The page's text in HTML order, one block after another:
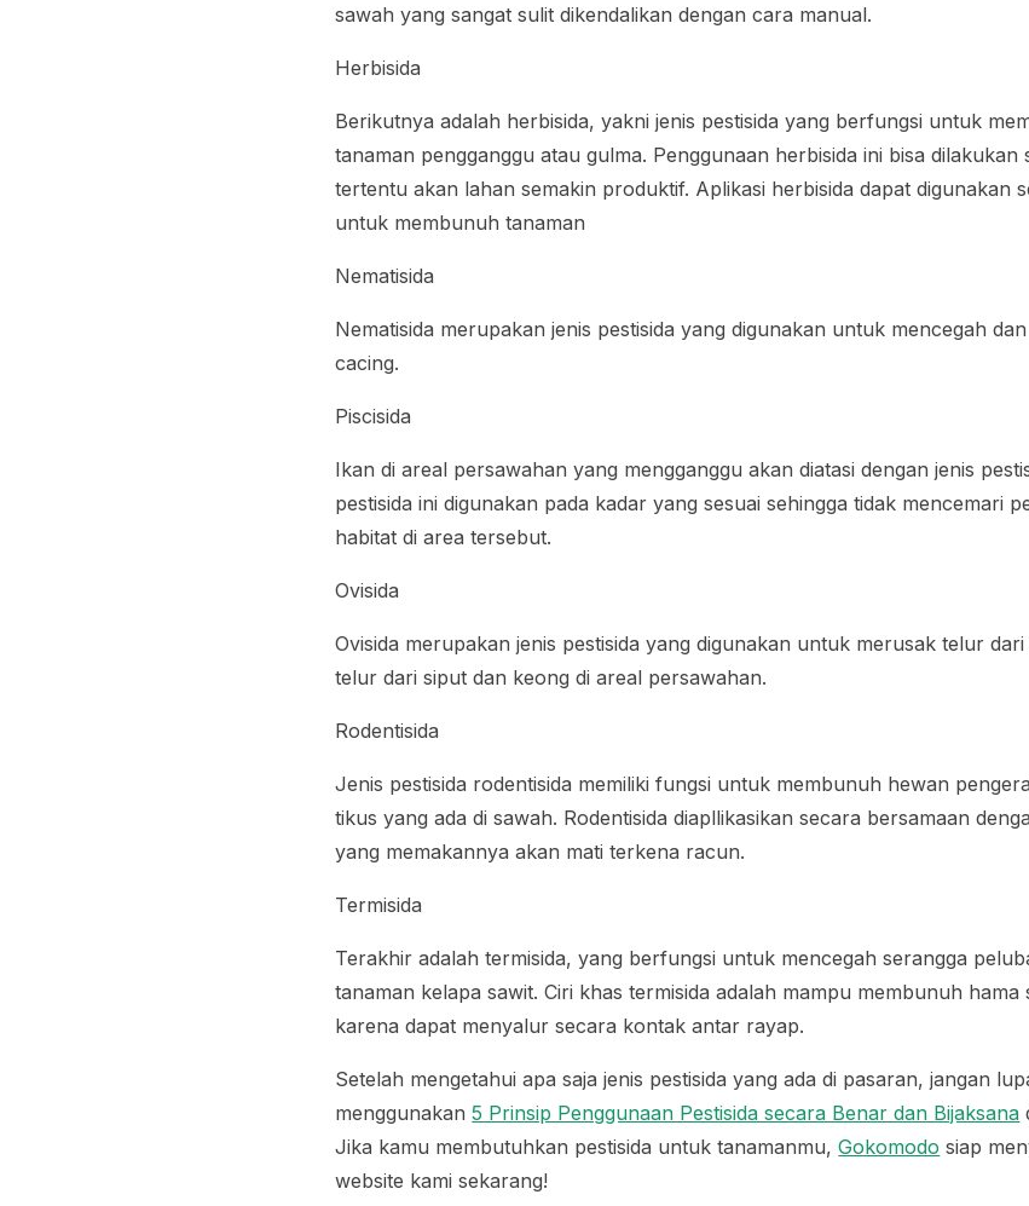
sawah yang sangat sulit dikendalikan dengan cara manual.
Herbisida
Berikutnya adalah herbisida, yakni jenis pestisida yang berfungsi untuk
tanaman pengganggu atau gulma. Penggunaan herbisida ini bisa
tertentu akan lahan semakin produktif. Aplikasi herbisida dapat digunakan
untuk membunuh tanaman
Nematisida
Nematisida merupakan jenis pestisida yang digunakan untuk mencegah
cacing.
Piscisida
Ikan di areal persawahan yang mengganggu akan diatasi dengan jenis
pestisida ini digunakan pada kadar yang sesuai sehingga tidak mencemari
habitat di area tersebut.
Ovisida
Ovisida merupakan jenis pestisida yang digunakan untuk merusak telur
telur dari siput dan keong di areal persawahan.
Rodentisida
Jenis pestisida rodentisida memiliki fungsi untuk membunuh hewan
tikus yang ada di sawah. Rodentisida diapllikasikan secara bersamaan
yang memakannya akan mati terkena racun.
Termisida
Terakhir adalah termisida, yang berfungsi untuk mencegah serangga
tanaman kelapa sawit. Ciri khas termisida adalah mampu membunuh hama
karena dapat menyalur secara kontak antar rayap.
Setelah mengetahui apa saja jenis pestisida yang ada di pasaran, jangan
menggunakan5 Prinsip Penggunaan Pestisida secara Benar dan Bijaksana
Jika kamu membutuhkan pestisida untuk tanamanmu,Gokomodo siap
website kami sekarang!